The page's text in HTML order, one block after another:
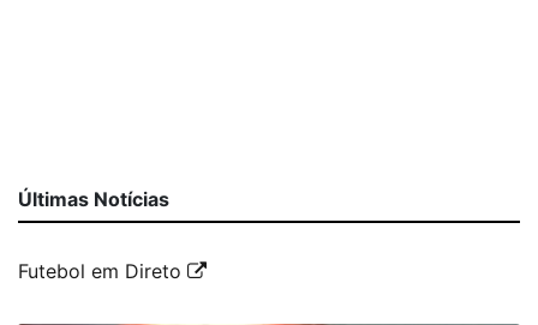
Últimas Notícias
Futebol em Direto